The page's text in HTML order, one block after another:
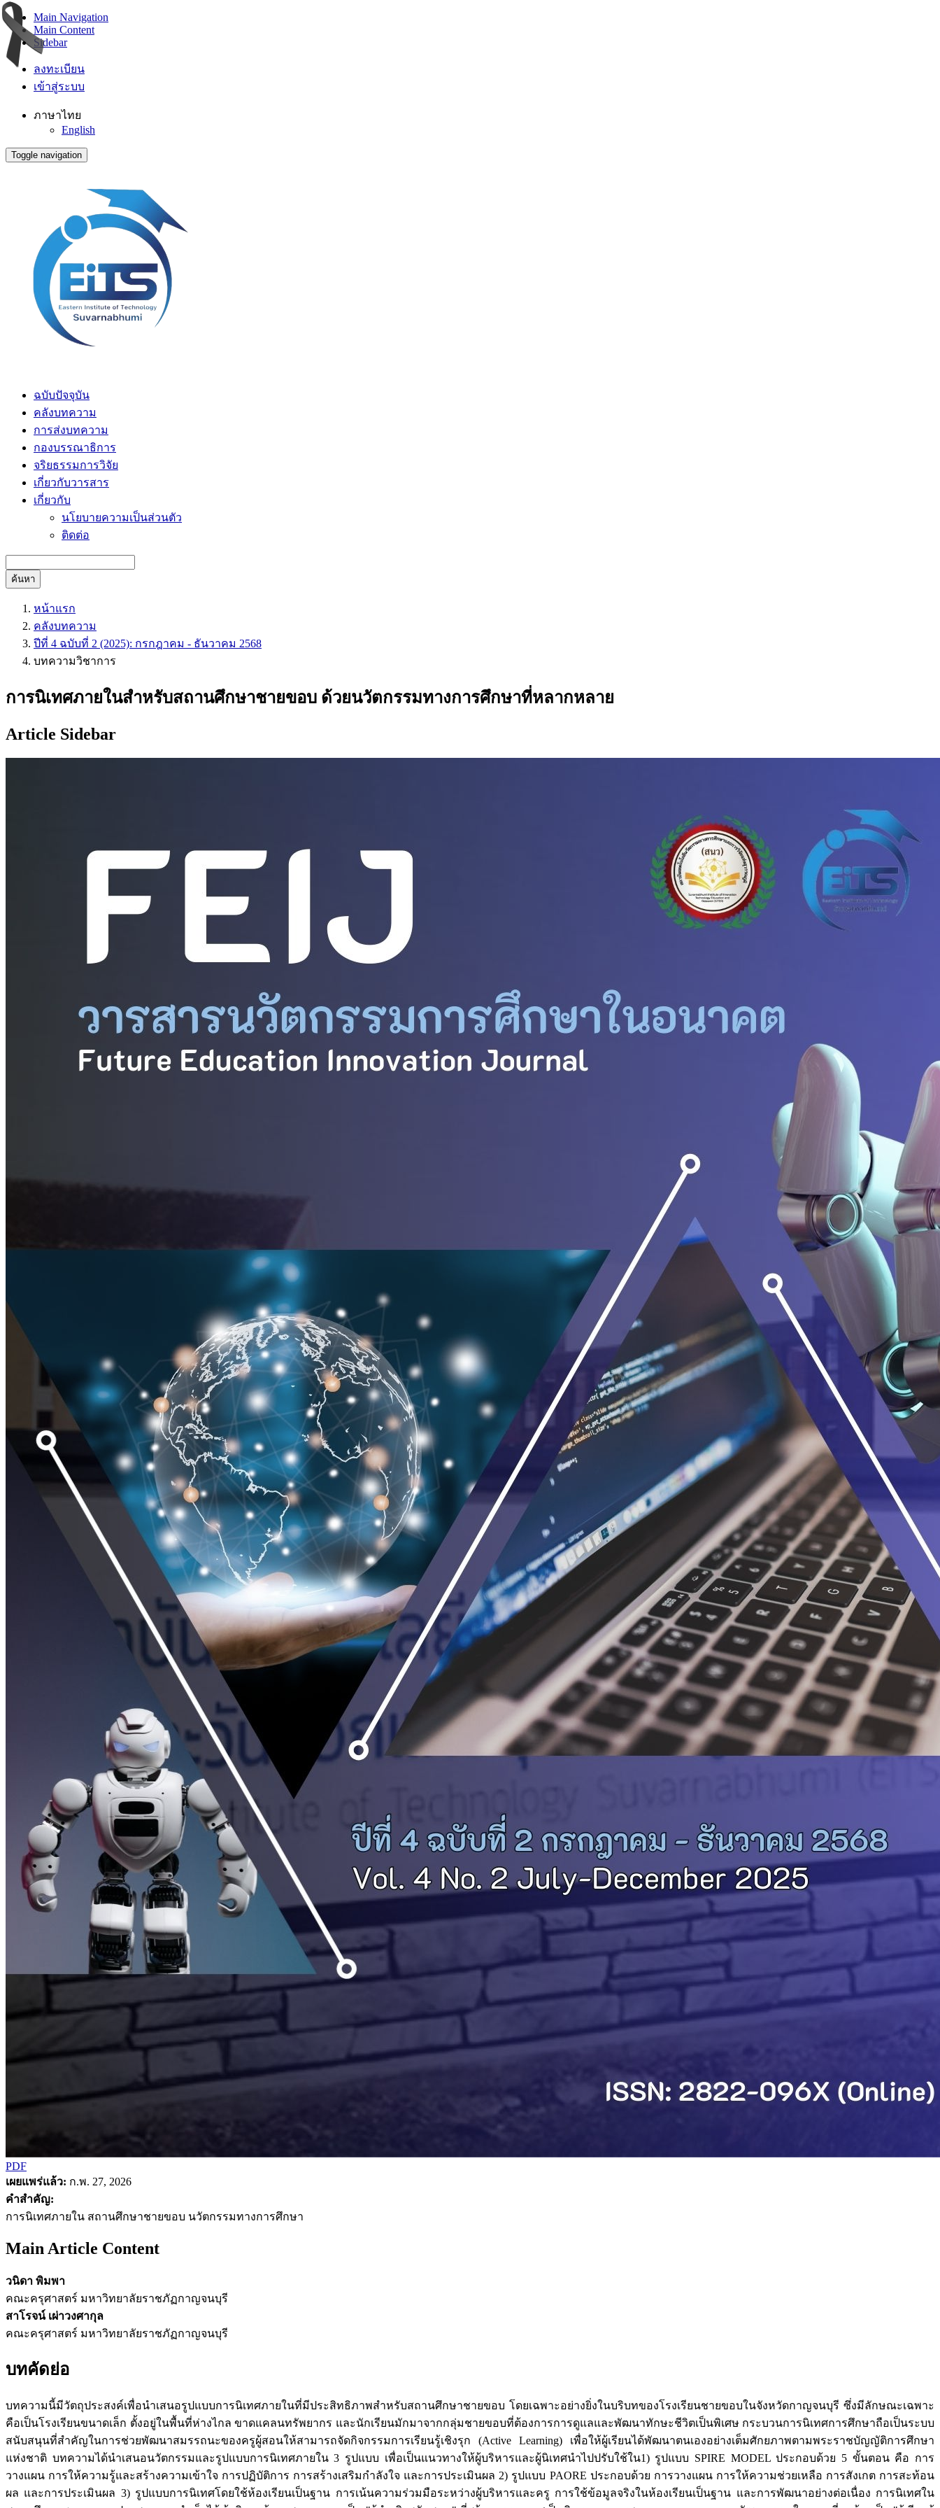
Main Navigation
Main Content
Sidebar
ลงทะเบียน
เข้าสู่ระบบ
ภาษาไทย
English
Toggle navigation
ฉบับปัจจุบัน
คลังบทความ
การส่งบทความ
กองบรรณาธิการ
จริยธรรมการวิจัย
เกี่ยวกับวารสาร
เกี่ยวกับ
นโยบายความเป็นส่วนตัว
ติดต่อ
ค้นหา
หน้าแรก
คลังบทความ
ปีที่ 4 ฉบับที่ 2 (2025): กรกฎาคม - ธันวาคม 2568
บทความวิชาการ
การนิเทศภายในสำหรับสถานศึกษาชายขอบ ด้วยนวัตกรรมทางการศึกษาที่หลากหลาย
Article Sidebar
PDF
เผยแพร่แล้ว: ก.พ. 27, 2026
คำสำคัญ:
การนิเทศภายใน สถานศึกษาชายขอบ นวัตกรรมทางการศึกษา
Main Article Content
วนิดา พิมพา
คณะครุศาสตร์ มหาวิทยาลัยราชภัฏกาญจนบุรี
สาโรจน์ เผ่าวงศากุล
คณะครุศาสตร์ มหาวิทยาลัยราชภัฏกาญจนบุรี
บทคัดย่อ
บทความนี้มีวัตถุประสงค์เพื่อนำเสนอรูปแบบการนิเทศภายในที่มีประสิทธิภาพสำหรับสถานศึกษาชายขอบ โดยเฉพาะอย่างยิ่งในบริบทของโรงเรียนชายขอบในจังหวัดกาญจนบุรี ซึ่งมีลักษณะเฉพาะ
คือเป็นโรงเรียนขนาดเล็ก ตั้งอยู่ในพื้นที่ห่างไกล ขาดแคลนทรัพยากร และนักเรียนมักมาจากกลุ่มชายขอบที่ต้องการการดูแลและพัฒนาทักษะชีวิตเป็นพิเศษ กระบวนการนิเทศการศึกษาถือเป็นระบบ
สนับสนุนที่สำคัญในการช่วยพัฒนาสมรรถนะของครูผู้สอนให้สามารถจัดกิจกรรมการเรียนรู้เชิงรุก (Active Learning) เพื่อให้ผู้เรียนได้พัฒนาตนเองอย่างเต็มศักยภาพตามพระราชบัญญัติการศึกษา
แห่งชาติ บทความได้นำเสนอนวัตกรรมและรูปแบบการนิเทศภายใน 3 รูปแบบ เพื่อเป็นแนวทางให้ผู้บริหารและผู้นิเทศนำไปปรับใช้ใน1) รูปแบบ SPIRE MODEL ประกอบด้วย 5 ขั้นตอน คือ การ
วางแผน การให้ความรู้และสร้างความเข้าใจ การปฏิบัติการ การสร้างเสริมกำลังใจ และการประเมินผล 2) รูปแบบ PAORE ประกอบด้วย การวางแผน การให้ความช่วยเหลือ การสังเกต การสะท้อน
ผล และการประเมินผล 3) รูปแบบการนิเทศโดยใช้ห้องเรียนเป็นฐาน การเน้นความร่วมมือระหว่างผู้บริหารและครู การใช้ข้อมูลจริงในห้องเรียนเป็นฐาน และการพัฒนาอย่างต่อเนื่อง การนิเทศใน